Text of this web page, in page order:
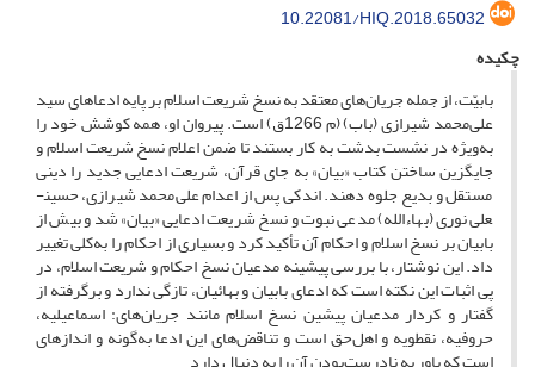
10.22081/HIQ.2018.65032
چکیده
بابیّت، از جمله جریان‌های معتقد به نسخ شریعت اسلام بر پایه ادعاهای سید
علی‌محمد شیرازی (باب) (م 1266ق) است. پیروان او، همه کوشش خود را
به‌ویژه در نشست بدشت به کار بستند تا ضمن اعلام نسخ شریعت اسلام و
جایگزین ساختن کتاب «بیان» به جای قرآن، شریعت ادعایی جدید را دینی
مستقل و بدیع جلوه دهند. اندکی پس از اعدام علی‌محمد شیرازی، حسین­
علی نوری (بهاء‌الله) مدعی نبوت و نسخ شریعت ادعایی «بیان» شد و بیش از
بابیان بر نسخ اسلام و احکام آن تأکید کرد و بسیاری از احکام را به‌کلی تغییر
داد. این نوشتار، با بررسی پیشینه مدعیان نسخ احکام و شریعت اسلام، در
پی اثبات این نکته است که ادعای بابیان و بهائیان، تازگی ندارد و برگرفته از
گفتار و کردار مدعیان پیشین نسخ اسلام مانند جریان‌های: اسماعیلیه،
حروفیه، نقطویه و اهل‌حق است و تناقض‌های این ادعا به‌گونه­ و اندازه­ای